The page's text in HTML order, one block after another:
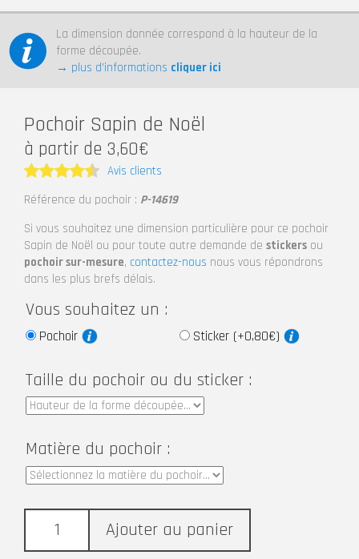
La dimension donnée correspond à la hauteur de la
forme découpée.
→ plus d’informations cliquer ici
Pochoir Sapin de Noël
à partir de 3,60€
Note4.5
Avis clients
Référence du pochoir : P-14619
Si vous souhaitez une dimension particulière pour ce pochoir
Sapin de Noël ou pour toute autre demande de stickers ou
pochoir sur-mesure, contactez-nous nous vous répondrons
dans les plus brefs délais.
Vous souhaitez un :
Pochoir Sticker (+0,80€)
Taille du pochoir ou du sticker :
Matière du pochoir :
Ajouter au panier